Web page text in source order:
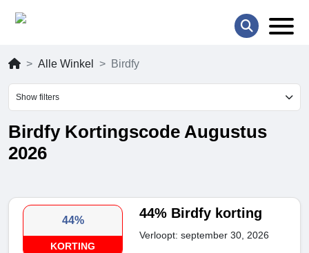
Alle Winkel Birdfy
Show filters
Birdfy Kortingscode Augustus
2026
44%
KORTING
44% Birdfy korting
Verloopt: september 30, 2026